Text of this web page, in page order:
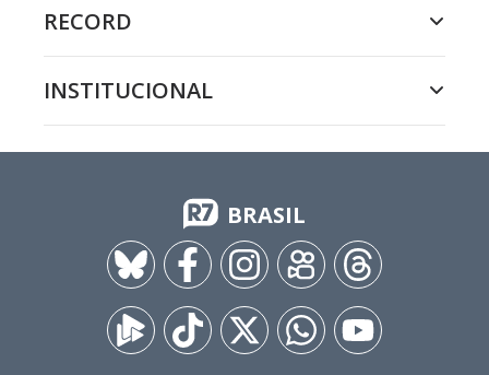
RECORD
INSTITUCIONAL
BRASIL